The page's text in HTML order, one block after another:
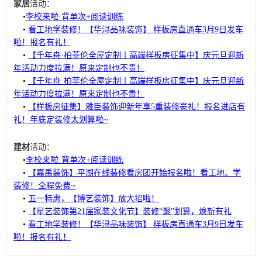
家居活动：
•​​李校来啦·背单次+阅读训练
• 看工地学装修！【华浔品味装饰】 样板房直通车3月9日发车
啦！报名有礼！
•
【千年舟·柏菲伦全屋定制丨高端样板房征集中】庆元旦迎新
年活动力度拉满！原来定制也不贵！
•
【千年舟·柏菲伦全屋定制丨高端样板房征集中】庆元旦迎新
年活动力度拉满！原来定制也不贵！
•
【样板房征集】雅臣装饰迎新年享5重装修豪礼！报名进店有
礼！年底定装修太划算啦~
建材活动：
•​​李校来啦·背单次+阅读训练
•
【嘉禹装饰】平湖在线装修看房团开始报名啦！看工地、学
装修！全程免费~
• 五一特惠，【博艺装饰】放大招啦！
•
【星艺装饰第21届家装文化节】装修“聚”划算，焕新有礼
• 看工地学装修！【华浔品味装饰】 样板房直通车3月9日发车
啦！报名有礼！